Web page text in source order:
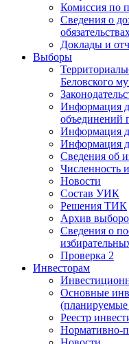
Комиссия по
Сведения о
Доклады и
Выборы
Беловского
Информация
объединений
Информация
Информация
Сведения об
Численность
Новости
Состав УИК
Решения ТИК
Архив
Сведения о
Проверка 2
Инвесторам
Основные
(планируемые
Реестр
Нормативно-